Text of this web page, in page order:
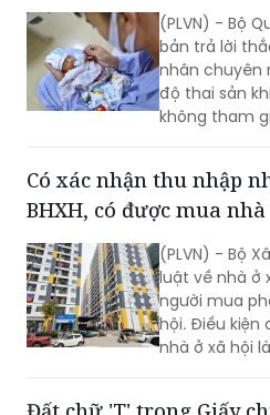
nhân chuyên
độ thai sản
không tham
(BHXH).
Có xác nhận thu nhập
(PLVN) - Bộ
luật về nhà ở
người mua
hội. Điều kiện
nhà ở xã hội
hưởng chính
cầu về nhà
hiện hành.
Đất chữ 'T' trong Giấy